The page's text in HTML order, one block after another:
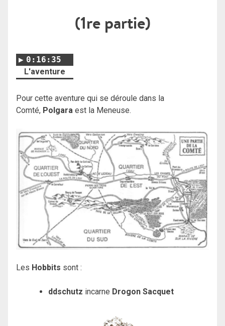
(1re partie)
0:16:35
L'aventure
Pour cette aventure qui se déroule dans la
Comté, Polgara est la Meneuse.
Les Hobbits sont :
ddschutz incarne Drogon Sacquet